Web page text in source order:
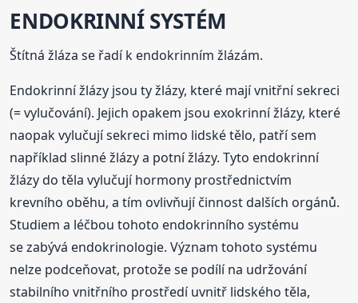
ENDOKRINNÍ SYSTÉM
Štítná žláza se řadí k endokrinním žlázám.
Endokrinní žlázy jsou ty žlázy, které mají vnitřní sekreci
(= vylučování). Jejich opakem jsou exokrinní žlázy, které
naopak vylučují sekreci mimo lidské tělo, patří sem
například slinné žlázy a potní žlázy. Tyto endokrinní
žlázy do těla vylučují hormony prostřednictvím
krevního oběhu, a tím ovlivňují činnost dalších orgánů.
Studiem a léčbou tohoto endokrinního systému
se zabývá endokrinologie. Význam tohoto systému
nelze podceňovat, protože se podílí na udržování
stabilního vnitřního prostředí uvnitř lidského těla,